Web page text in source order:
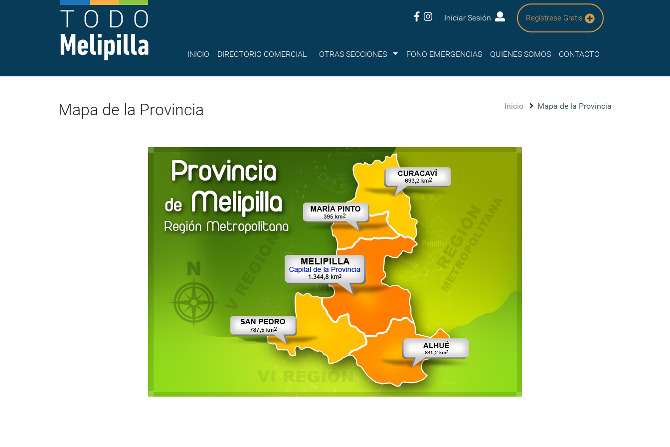
Iniciar Sesión Regístrese Gratis
INICIO DIRECTORIO COMERCIAL OTRAS SECCIONES Submenu
FONO EMERGENCIAS QUIENES SOMOS CONTACTO
Mapa de la Provincia Inicio Mapa de la Provincia